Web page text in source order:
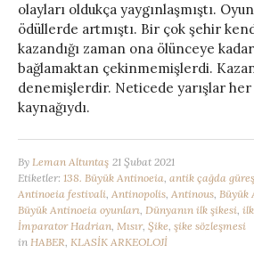
olayları oldukça yaygınlaşmıştı.
ödüllerde artmıştı. Bir çok şehir
kazandığı zaman ona ölünceye
bağlamaktan çekinmemişlerdi.
denemişlerdir. Neticede yarışlar
kaynağıydı.
By Leman Altuntaş 21 Şubat 2021
Etiketler: 138. Büyük Antinoeia, antik çağda güreş
Antinoeia festivali, Antinopolis, Antinous, Büyük
Büyük Antinoeia oyunları, Dünyanın ilk şikesi,
İmparator Hadrian, Mısır, Şike, şike sözleşmesi
in HABER, KLASİK ARKEOLOJİ